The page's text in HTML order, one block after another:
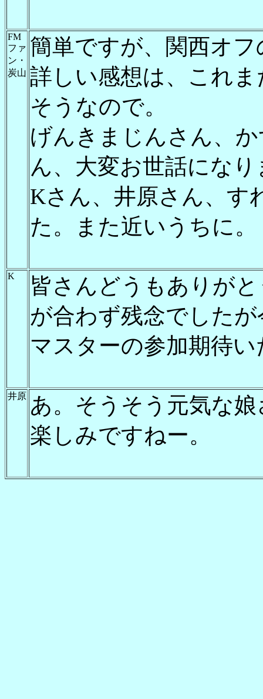
FM
ファ
ン・
炭山
簡単ですが、関西オ
詳しい感想は、これ
そうなので。
げんきまじんさん、
ん、大変お世話にな
Kさん、井原さん、す
た。また近いうちに。
K
皆さんどうもありが
が合わず残念でした
マスターの参加期待
井原 あ。そうそう元気な
楽しみですねー。